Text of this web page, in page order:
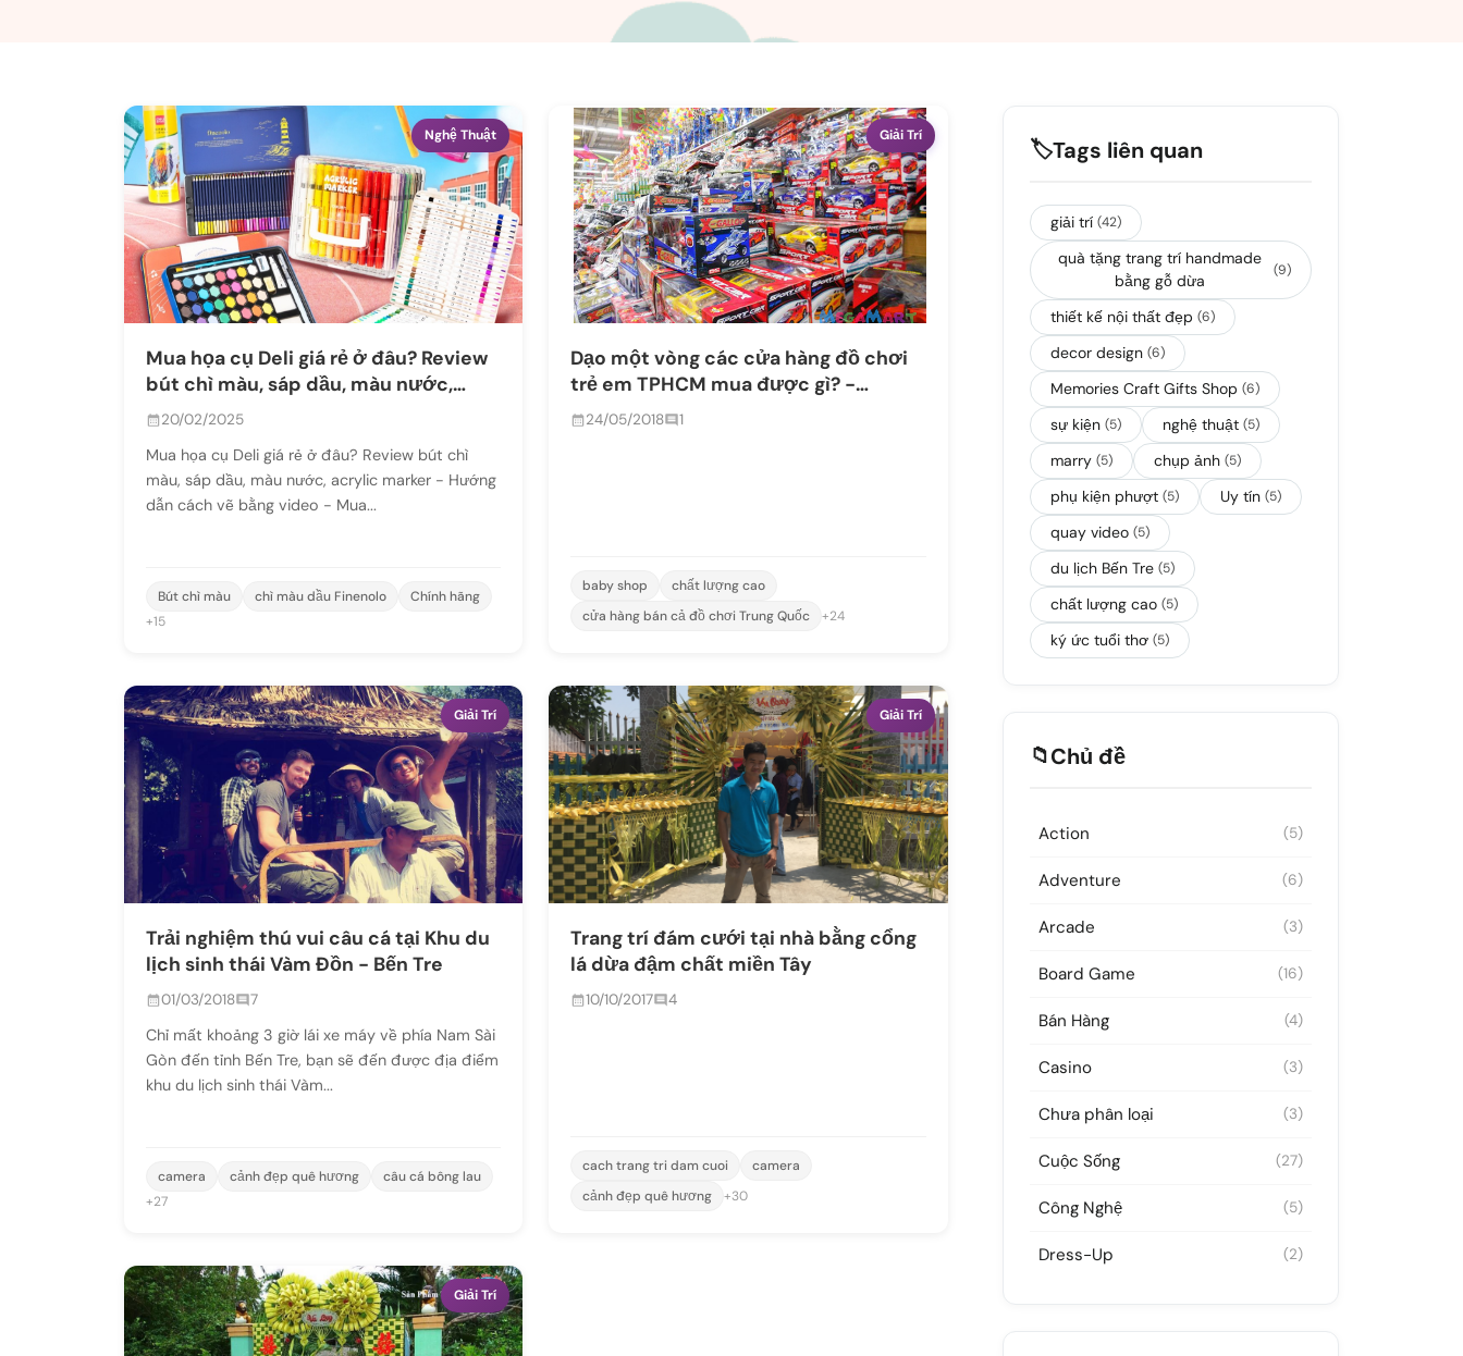
Nghệ Thuật
Mua họa cụ Deli giá rẻ ở đâu? Review
bút chì màu, sáp dầu, màu nước,
acrylic marker - Hướng dẫn cách vẽ
20/02/2025
Mua họa cụ Deli giá rẻ ở đâu? Review bút chì
màu, sáp dầu, màu nước, acrylic marker - Hướng
dẫn cách vẽ bằng video - Mua...
Bút chì màu chì màu dầu Finenolo
Chính hãng
+15
Giải Trí
Dạo một vòng các cửa hàng đồ chơi
trẻ em TPHCM mua được gì? -
Memories Baby Shop
24/05/2018 1
baby shop
chất lượng cao
cửa hàng bán cả đồ chơi Trung Quốc
+24
Giải Trí
Trải nghiệm thú vui câu cá tại Khu du
lịch sinh thái Vàm Đồn - Bến Tre
01/03/2018 7
Chỉ mất khoảng 3 giờ lái xe máy về phía Nam Sài
Gòn đến tỉnh Bến Tre, bạn sẽ đến được địa điểm
khu du lịch sinh thái Vàm...
camera cảnh đẹp quê hương
câu cá bông lau
+27
Giải Trí
Trang trí đám cưới tại nhà bằng cổng
lá dừa đậm chất miền Tây
10/10/2017 4
cach trang tri dam cuoi
camera
cảnh đẹp quê hương
+30
Giải Trí
🏷️Tags liên quan
giải trí (42)
quà tặng trang trí handmade
bằng gỗ dừa
(9)
thiết kế nội thất đẹp (6)
decor design (6)
Memories Craft Gifts Shop (6)
sự kiện (5) nghệ thuật (5)
marry (5) chụp ảnh (5)
phụ kiện phượt (5) Uy tín (5)
quay video (5)
du lịch Bến Tre (5)
chất lượng cao (5)
ký ức tuổi thơ (5)
📁Chủ đề
Action (5)
Adventure (6)
Arcade (3)
Board Game (16)
Bán Hàng (4)
Casino (3)
Chưa phân loại (3)
Cuộc Sống (27)
Công Nghệ (5)
Dress-Up (2)